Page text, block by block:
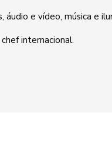
e vídeo, música e
internacional.